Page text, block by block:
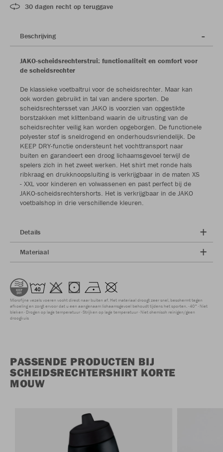
30 dagen recht op teruggave
Beschrijving
JAKO-scheidsrechterstrui: functionaliteit en comfort voor
de scheidsrechter
De klassieke voetbaltrui voor de scheidsrechter. Maar kan
ook worden gebruikt in tal van andere sporten. De
scheidsrechtersset van JAKO is voorzien van opgestikte
borstzakken met klittenband waarin de uitrusting van de
scheidsrechter veilig kan worden opgeborgen. De functionele
polyester stof is sneldrogend en onderhoudsvriendelijk. De
KEEP DRY-functie ondersteunt het vochttransport naar
buiten en garandeert een droog lichaamsgevoel terwijl de
spelers zich in het zweet werken. Het shirt met ronde hals
ribkraag en drukknoopsluiting is verkrijgbaar in de maten XS
- XXL voor kinderen en volwassenen en past perfect bij de
JAKO-scheidsrechtershorts. Het is verkrijgbaar in de JAKO
voetbalshop in drie verschillende kleuren.
Details
Materiaal
Microfijne vezels voeren vocht direct naar buiten af. Het materiaal droogt zeer snel, beschermt tegen
afkoeling en zorgt ervoor dat u een aangenaam lichaamsgevoel behoudt tijdens het sporten. 40° Niet
bleken Drogen op lage temperatuur Strijken op lage temperatuur Niet chemisch reinigen/geen
droogkuis
PASSENDE PRODUCTEN BIJ
SCHEIDSRECHTERSHIRT KORTE
MOUW